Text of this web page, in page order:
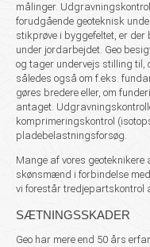
målinger.
forudgående geoteknisk
stikprøve i byggefeltet, er der
under jordarbejdet. Geo
og tager undervejs stilling til,
således også om f.eks.
gøres bredere eller, om
antaget.
komprimeringskontrol
pladebelastningsforsøg.
Mange af vores
skønsmænd i forbindelse
vi forestår tredjepartskontrol
SÆTNINGSSKADER
Geo har mere end 50 års